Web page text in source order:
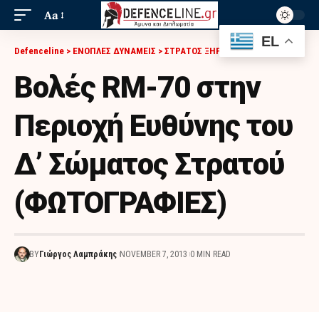
Aa
Defenceline > ΕΝΟΠΛΕΣ ΔΥΝΑΜΕΙΣ > ΣΤΡΑΤΟΣ ΞΗΡΑΣ>ΒΟΛΈΣ RM-70 ΣΤΗΝ ΠΕΡΙΟΧΉ ΕΥΘΎΝΗΣ ΤΟΥ Δ’ ΣΏΜΑΤΟΣ ΣΤΡΑΤΟΎ (ΦΩΤΟΓΡΑΦΙΕΣ)
Βολές RM-70 στην
Περιοχή Ευθύνης του
Δ’ Σώματος Στρατού
(ΦΩΤΟΓΡΑΦΙΕΣ)
BY Γιώργος Λαμπράκης NOVEMBER 7, 2013 0 MIN READ
EL